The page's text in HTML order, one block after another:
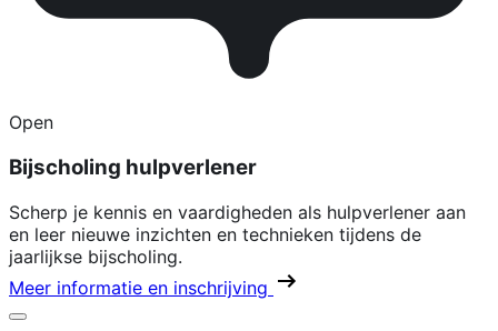
Open
Bijscholing hulpverlener
Scherp je kennis en vaardigheden als hulpverlener aan
en leer nieuwe inzichten en technieken tijdens de
jaarlijkse bijscholing.
Meer informatie en inschrijving